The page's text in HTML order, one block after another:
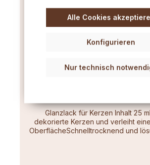
Glanzlack für Kerzen Inhalt 25
dekorierte Kerzen und verleiht
OberflächeSchnelltrocknend und
Nur technisch
Konfigurieren
Alle Cookies